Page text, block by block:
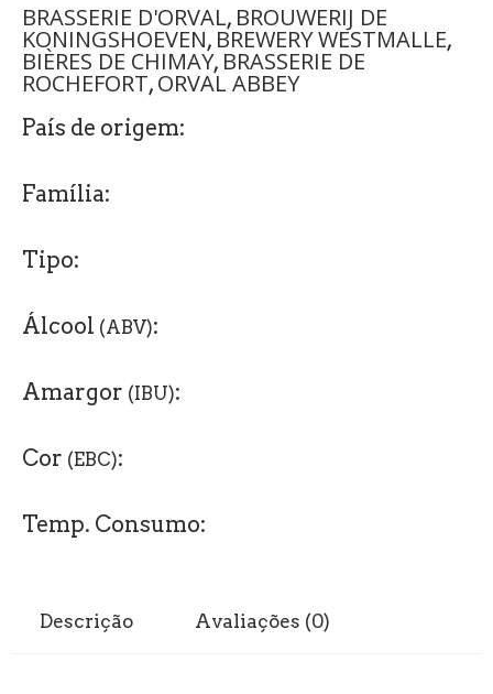
BRASSERIE D'ORVAL, BROUWERIJ DE
KONINGSHOEVEN, BREWERY WESTMALLE,
BIÈRES DE CHIMAY, BRASSERIE DE
ROCHEFORT, ORVAL ABBEY
País de origem:
Família:
Tipo:
Álcool (ABV):
Amargor (IBU):
Cor (EBC):
Temp. Consumo:
Descrição Avaliações (0)